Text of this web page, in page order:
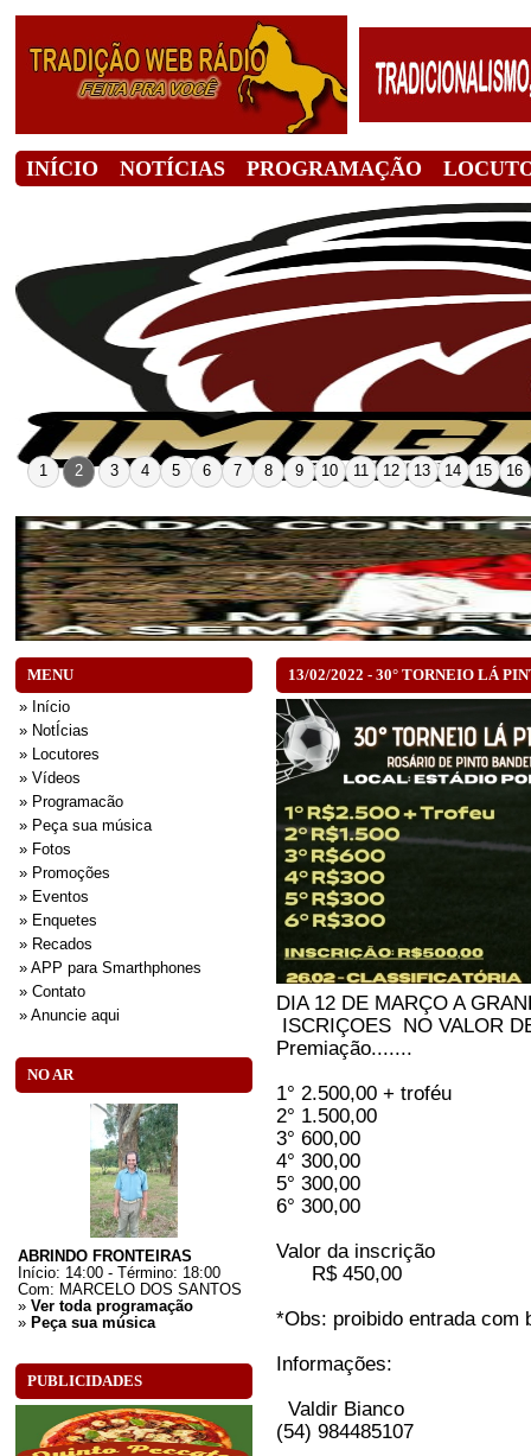
INÍCIO NOTÍCIAS PROGRAMAÇÃO
1 2 3 4 5 6 7 8 9 10 11 12 13 14 15 16
MENU
» Início
» NotÍcias
» Locutores
» Vídeos
» Programacão
» Peça sua música
» Fotos
» Promoções
» Eventos
» Enquetes
» Recados
» APP para Smarthphones
» Contato
» Anuncie aqui
NO AR
ABRINDO FRONTEIRAS
Início: 14:00 - Término: 18:00
Com: MARCELO DOS SANTOS
» Ver toda programação
» Peça sua música
PUBLICIDADES
13/02/2022 - 30° TORNEIO LÁ
DIA 12 DE MARÇO A
ISCRIÇOES NO VALOR
Premiação.......
1° 2.500,00 + troféu
2° 1.500,00
3° 600,00
4° 300,00
5° 300,00
6° 300,00
Valor da inscrição
R$ 450,00
*Obs: proibido entrada com
Informações:
Valdir Bianco
(54) 984485107